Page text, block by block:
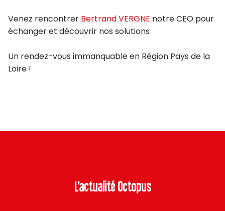
Venez rencontrer Bertrand VERGNE notre CEO pour
échanger et découvrir nos solutions
Un rendez-vous immanquable en Région Pays de la
Loire !
L'actualité Octopus